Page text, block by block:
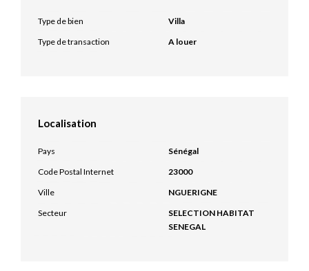
Type de bien
Villa
Type de transaction
A louer
Localisation
Pays
Sénégal
Code Postal Internet
23000
Ville
NGUERIGNE
Secteur
SELECTION HABITAT
SENEGAL